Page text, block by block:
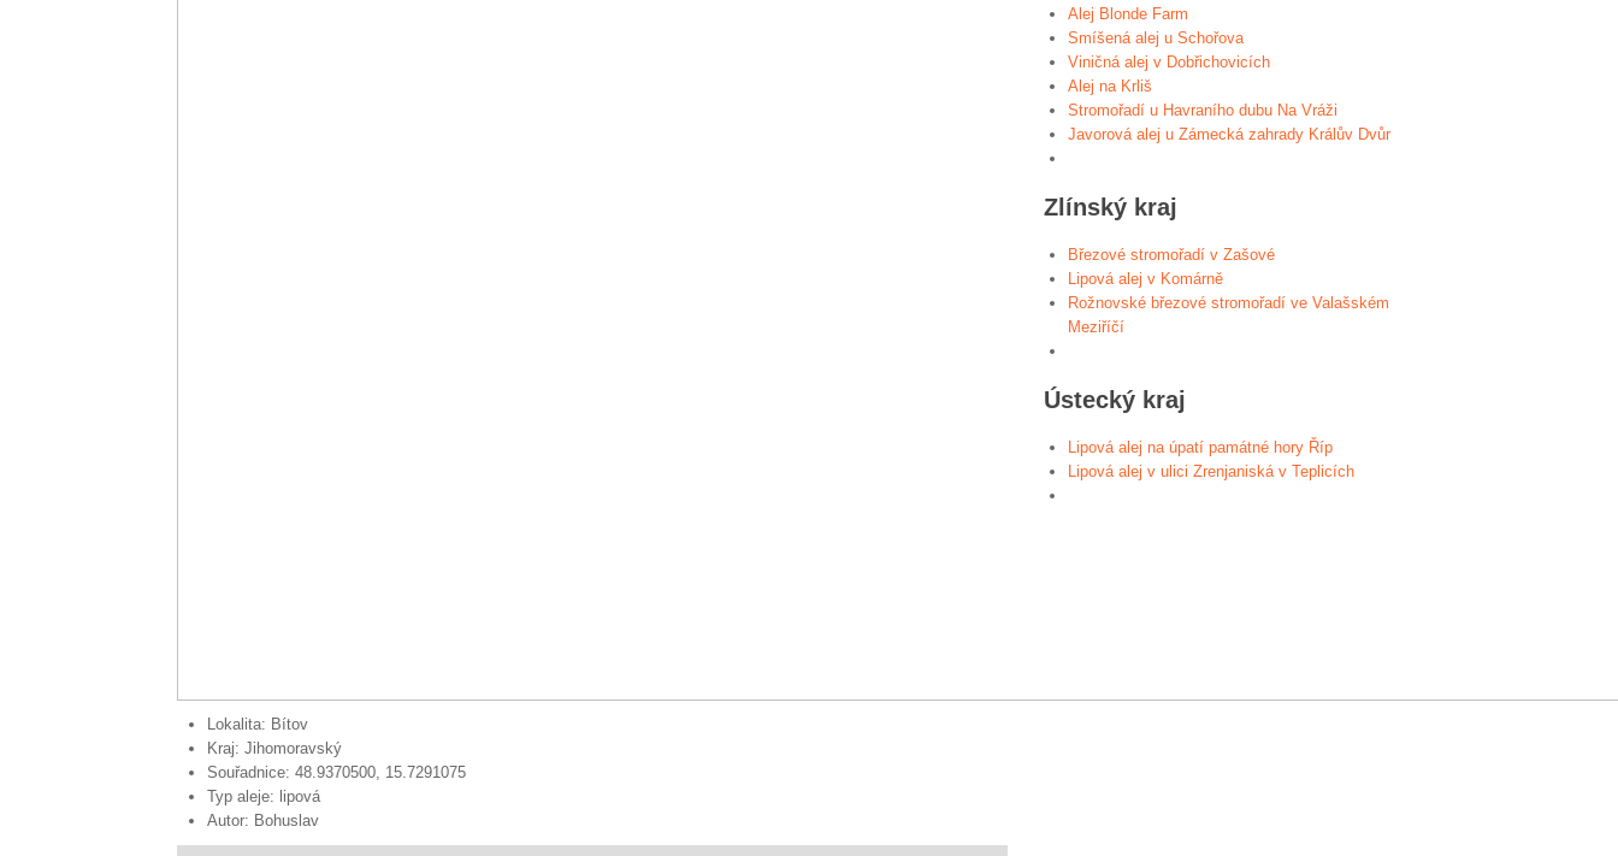
Lokalita: Bítov
Kraj: Jihomoravský
Souřadnice: 48.9370500, 15.7291075
Typ aleje: lipová
Autor: Bohuslav
Alej Blonde Farm
Smíšená alej u Schořova
Viničná alej v Dobřichovicích
Alej na Krliš
Stromořadí u Havraního dubu Na Vráži
Javorová alej u Zámecká zahrady Králův Dvůr
Zlínský kraj
Březové stromořadí v Zašové
Lipová alej v Komárně
Rožnovské březové stromořadí ve Valašském
Meziříčí
Ústecký kraj
Lipová alej na úpatí památné hory Říp
Lipová alej v ulici Zrenjaniská v Teplicích